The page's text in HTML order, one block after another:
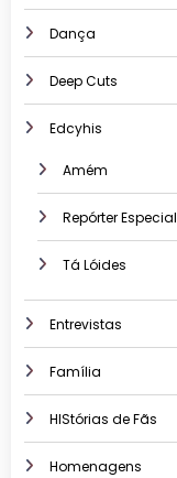
Dança
Deep Cuts
Edcyhis
Amém
Repórter Especial
Tá Lóides
Entrevistas
Família
HIStórias de Fãs
Homenagens